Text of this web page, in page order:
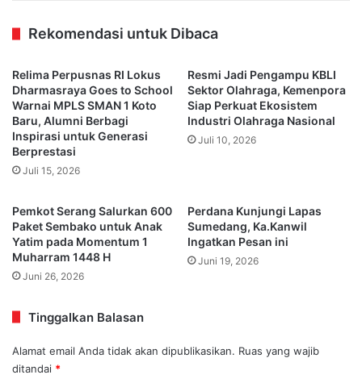
Rekomendasi untuk Dibaca
Relima Perpusnas RI Lokus
Dharmasraya Goes to School
Warnai MPLS SMAN 1 Koto
Baru, Alumni Berbagi
Inspirasi untuk Generasi
Berprestasi
Juli 15, 2026
Resmi Jadi Pengampu KBLI
Sektor Olahraga, Kemenpora
Siap Perkuat Ekosistem
Industri Olahraga Nasional
Juli 10, 2026
Pemkot Serang Salurkan 600
Paket Sembako untuk Anak
Yatim pada Momentum 1
Muharram 1448 H
Juni 26, 2026
Perdana Kunjungi Lapas
Sumedang, Ka.Kanwil
Ingatkan Pesan ini
Juni 19, 2026
Tinggalkan Balasan
Alamat email Anda tidak akan dipublikasikan. Ruas yang wajib
ditandai *